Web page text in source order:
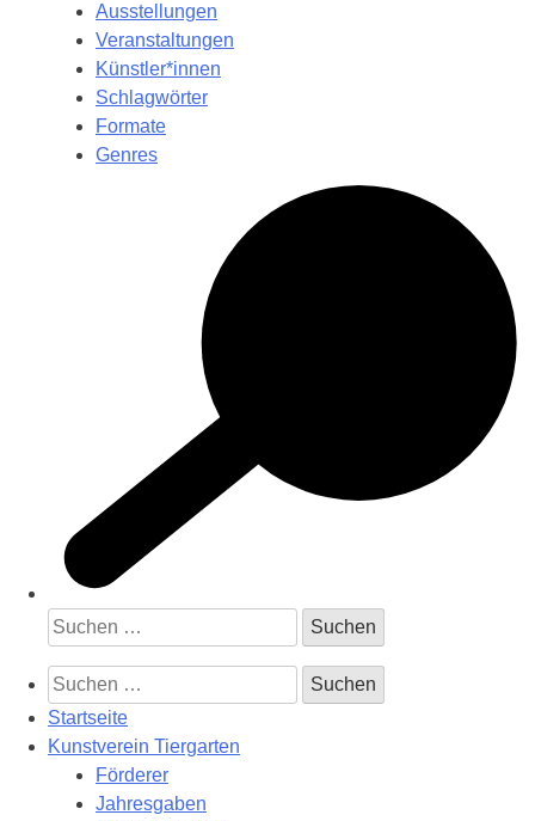
Ausstellungen
Veranstaltungen
Künstler*innen
Schlagwörter
Formate
Genres
Suchen
nach:
Suchen
nach:
Startseite
Kunstverein Tiergarten
Förderer
Jahresgaben